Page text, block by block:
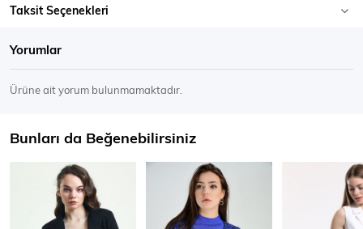
Taksit Seçenekleri
Yorumlar
Ürüne ait yorum bulunmamaktadır.
Bunları da Beğenebilirsiniz